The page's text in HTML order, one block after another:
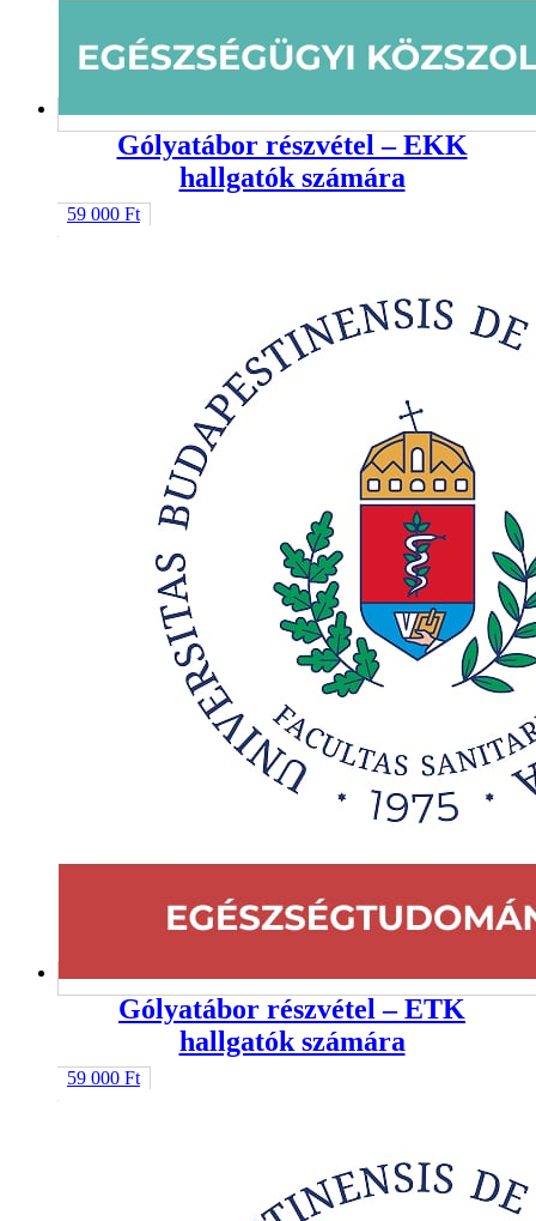
Gólyatábor részvétel – EKK
hallgatók számára
59 000 Ft
Gólyatábor részvétel – ETK
hallgatók számára
59 000 Ft